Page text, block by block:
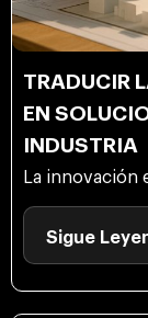
TRADUCIR
EN
INDUSTRIA
La innovación
Sigue